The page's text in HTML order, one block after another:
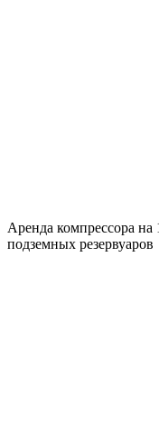
Аренда компрессора на
подземных резервуаров